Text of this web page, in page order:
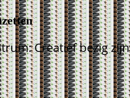
Creatief bezig zijn